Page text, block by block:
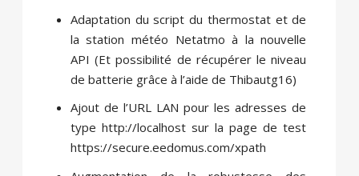
Adaptation du script du thermostat et de
la station météo Netatmo à la nouvelle
API (Et possibilité de récupérer le niveau
de batterie grâce à l’aide de Thibautg16)
Ajout de l’URL LAN pour les adresses de
type http://localhost sur la page de test
https://secure.eedomus.com/xpath